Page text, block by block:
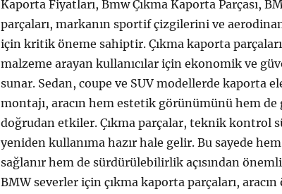
Kaporta Fiyatları, Bmw Çıkma Kaporta Parçası,
parçaları, markanın sportif çizgilerini ve
için kritik öneme sahiptir. Çıkma kaporta
malzeme arayan kullanıcılar için ekonomik ve
sunar. Sedan, coupe ve SUV modellerde kaporta
montajı, aracın hem estetik görünümünü hem de
doğrudan etkiler. Çıkma parçalar, teknik kontrol
yeniden kullanıma hazır hale gelir. Bu sayede
sağlanır hem de sürdürülebilirlik açısından
BMW severler için çıkma kaporta parçaları, aracın